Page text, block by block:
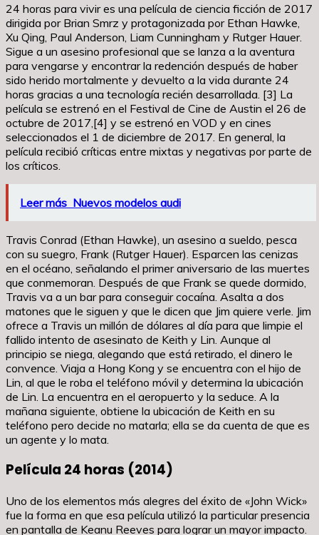
24 horas para vivir es una película de ciencia ficción de 2017
dirigida por Brian Smrz y protagonizada por Ethan Hawke,
Xu Qing, Paul Anderson, Liam Cunningham y Rutger Hauer.
Sigue a un asesino profesional que se lanza a la aventura
para vengarse y encontrar la redención después de haber
sido herido mortalmente y devuelto a la vida durante 24
horas gracias a una tecnología recién desarrollada. [3] La
película se estrenó en el Festival de Cine de Austin el 26 de
octubre de 2017,[4] y se estrenó en VOD y en cines
seleccionados el 1 de diciembre de 2017. En general, la
película recibió críticas entre mixtas y negativas por parte de
los críticos.
Leer más Nuevos modelos audi
Travis Conrad (Ethan Hawke), un asesino a sueldo, pesca
con su suegro, Frank (Rutger Hauer). Esparcen las cenizas
en el océano, señalando el primer aniversario de las muertes
que conmemoran. Después de que Frank se quede dormido,
Travis va a un bar para conseguir cocaína. Asalta a dos
matones que le siguen y que le dicen que Jim quiere verle. Jim
ofrece a Travis un millón de dólares al día para que limpie el
fallido intento de asesinato de Keith y Lin. Aunque al
principio se niega, alegando que está retirado, el dinero le
convence. Viaja a Hong Kong y se encuentra con el hijo de
Lin, al que le roba el teléfono móvil y determina la ubicación
de Lin. La encuentra en el aeropuerto y la seduce. A la
mañana siguiente, obtiene la ubicación de Keith en su
teléfono pero decide no matarla; ella se da cuenta de que es
un agente y lo mata.
Película 24 horas (2014)
Uno de los elementos más alegres del éxito de «John Wick»
fue la forma en que esa película utilizó la particular presencia
en pantalla de Keanu Reeves para lograr un mayor impacto.